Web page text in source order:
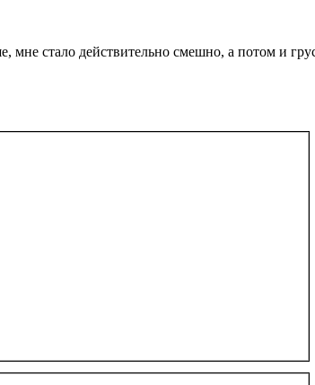
мне стало действительно смешно, а потом и